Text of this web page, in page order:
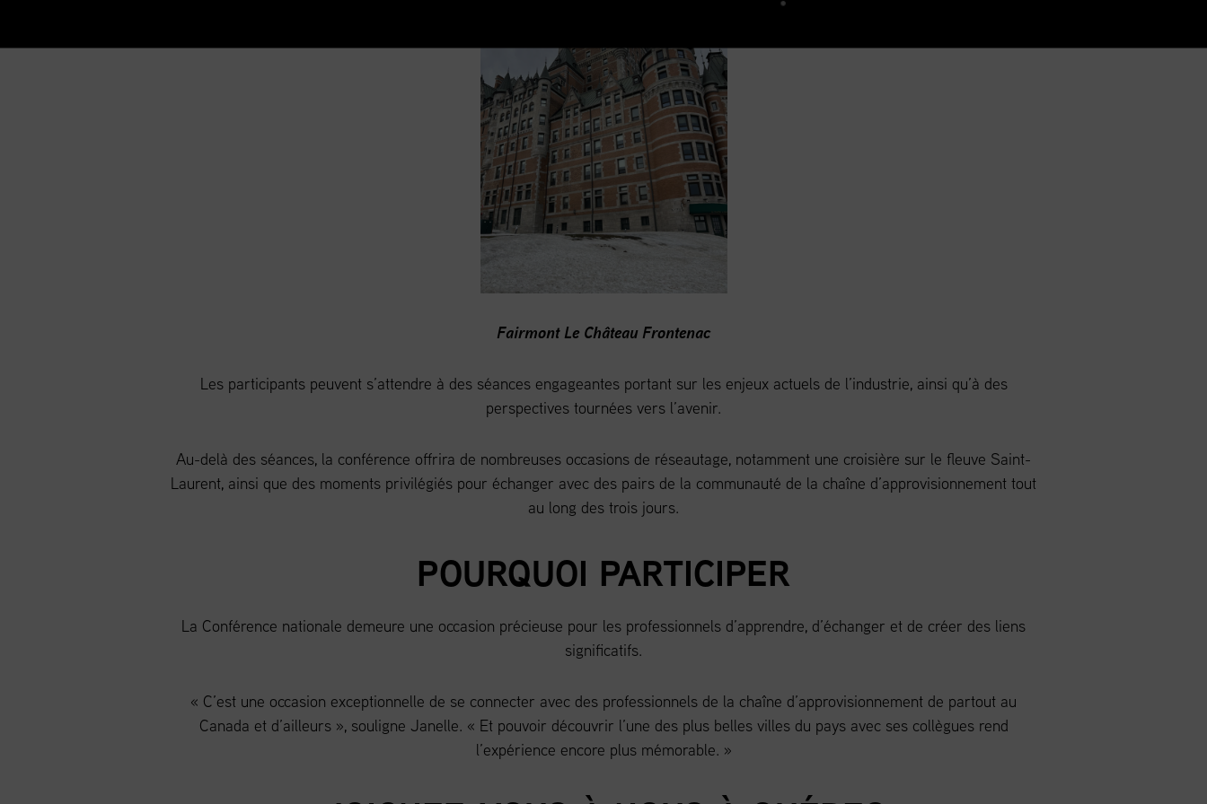
Fairmont Le Château Frontenac
Les participants peuvent s’attendre à des séances engageantes portant sur les enjeux actuels de l’industrie, ainsi qu’à des
perspectives tournées vers l’avenir.
Au-delà des séances, la conférence offrira de nombreuses occasions de réseautage, notamment une croisière sur le fleuve Saint-
Laurent, ainsi que des moments privilégiés pour échanger avec des pairs de la communauté de la chaîne d’approvisionnement tout
au long des trois jours.
POURQUOI PARTICIPER
La Conférence nationale demeure une occasion précieuse pour les professionnels d’apprendre, d’échanger et de créer des liens
significatifs.
« C’est une occasion exceptionnelle de se connecter avec des professionnels de la chaîne d’approvisionnement de partout au
Canada et d’ailleurs », souligne Janelle. « Et pouvoir découvrir l’une des plus belles villes du pays avec ses collègues rend
l’expérience encore plus mémorable. »